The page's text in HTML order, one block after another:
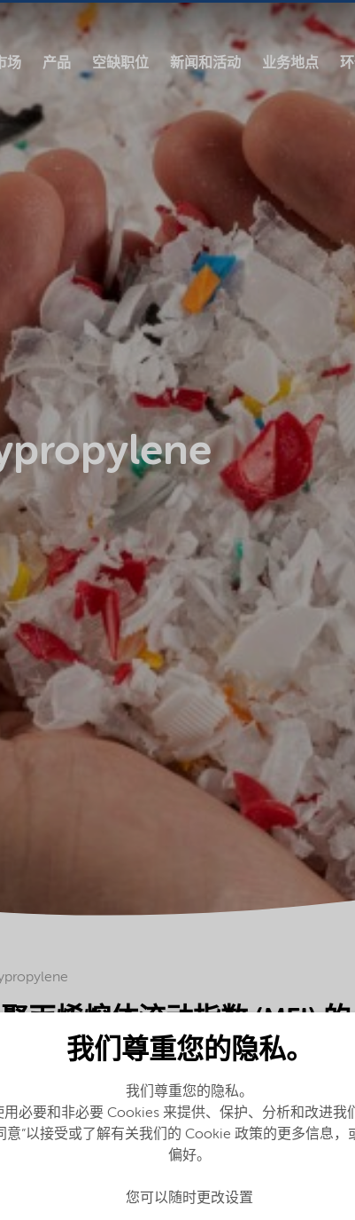
场 产品 空缺职位 新闻和活动 业务地点
丙烯熔体流动指数 (MFI)
上升和降低 我们的独特之处在于
方向上调整聚丙烯的 MFI。
：它们可提升回收聚烯烃的性能，并支持行业缩小
。 我们每个人在日常生活中都会遇到基于聚丙烯的产
分回收流是不同类型聚丙烯混合物这带来了以下问题:
我们尊重您的隐私。
我们尊重您的隐私。
用必要和非必要 Cookies 来提供、保护、分析和改进我
意”以接受或了解有关我们的 Cookie 政策的更多信息，
偏好。
您可以随时更改设置